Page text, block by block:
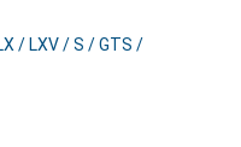
/ LXV / S / GTS /